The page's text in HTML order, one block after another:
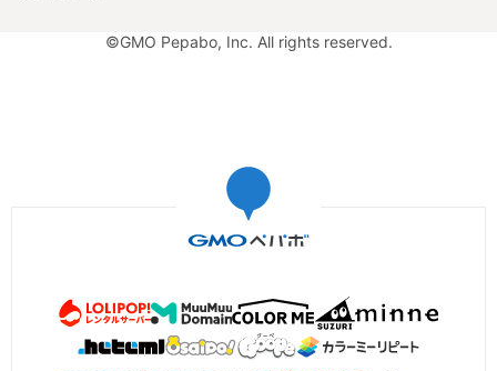
©GMO Pepabo, Inc. All rights reserved.